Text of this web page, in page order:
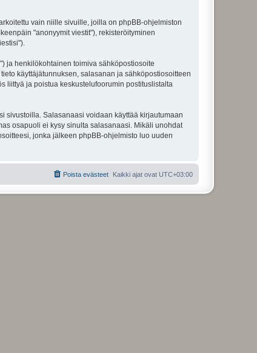
vain niille sivuille, joilla on phpBB-ohjelmiston
"anonyymit viestit"), rekisteröityminen
ja henkilökohtainen toimiva sähköpostiosoite
käyttäjätunnuksen, salasanan ja sähköpostiosoitteen
liittyä ja poistua keskustelufoorumin postituslistalta
sivustoilla. Salasanaasi voidaan käyttää kirjautumaan
osapuoli ei kysy sinulta salasanaasi. Mikäli unohdat
jonka jälkeen phpBB-ohjelmisto luo uuden
Kaikki ajat ovat UTC+03:00
Poista evästeet